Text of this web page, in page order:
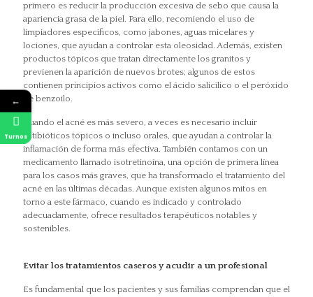
primero es reducir la producción excesiva de sebo que causa la
apariencia grasa de la piel. Para ello, recomiendo el uso de
limpiadores específicos, como jabones, aguas micelares y
lociones, que ayudan a controlar esta oleosidad. Además, existen
productos tópicos que tratan directamente los granitos y
previenen la aparición de nuevos brotes; algunos de estos
contienen principios activos como el ácido salicílico o el peróxido
de benzoilo.
Cuando el acné es más severo, a veces es necesario incluir
antibióticos tópicos o incluso orales, que ayudan a controlar la
inflamación de forma más efectiva. También contamos con un
medicamento llamado isotretinoína, una opción de primera línea
para los casos más graves, que ha transformado el tratamiento del
acné en las últimas décadas. Aunque existen algunos mitos en
torno a este fármaco, cuando es indicado y controlado
adecuadamente, ofrece resultados terapéuticos notables y
sostenibles.
Evitar los tratamientos caseros y acudir a un profesional
Es fundamental que los pacientes y sus familias comprendan que el
←
Turnos